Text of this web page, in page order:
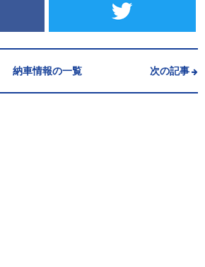
納車情報の一覧 次の記事